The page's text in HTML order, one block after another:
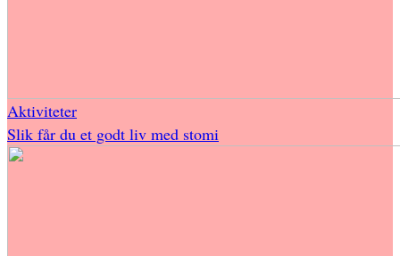
Aktiviteter
Slik får du et godt liv med stomi